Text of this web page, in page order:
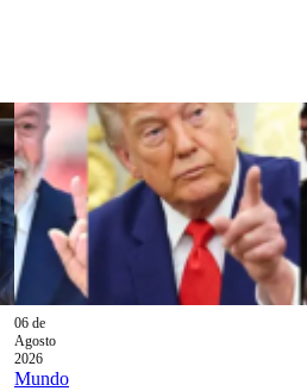
06 de
Agosto
2026
Mundo